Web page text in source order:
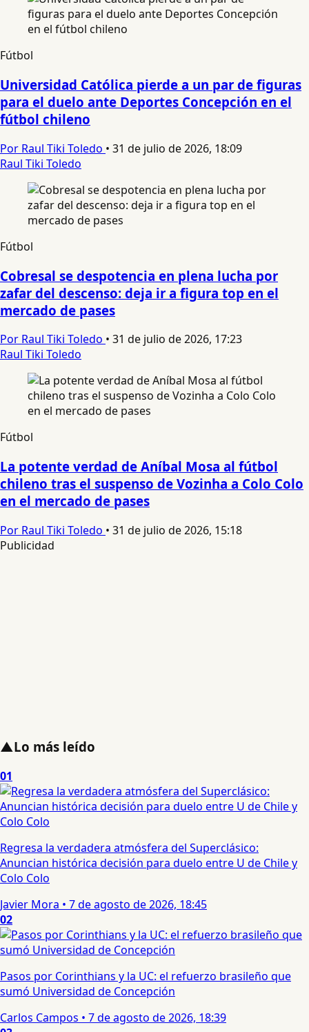
Fútbol
Universidad Católica pierde a un par de figuras
para el duelo ante Deportes Concepción en el
fútbol chileno
Por Raul Tiki Toledo • 31 de julio de 2026, 18:09
Raul Tiki Toledo
Fútbol
Cobresal se despotencia en plena lucha por
zafar del descenso: deja ir a figura top en el
mercado de pases
Por Raul Tiki Toledo • 31 de julio de 2026, 17:23
Raul Tiki Toledo
Fútbol
La potente verdad de Aníbal Mosa al fútbol
chileno tras el suspenso de Vozinha a Colo Colo
en el mercado de pases
Por Raul Tiki Toledo • 31 de julio de 2026, 15:18
Publicidad
▲Lo más leído
01
Regresa la verdadera atmósfera del Superclásico:
Anuncian histórica decisión para duelo entre U de Chile y
Colo Colo
Javier Mora • 7 de agosto de 2026, 18:45
02
Pasos por Corinthians y la UC: el refuerzo brasileño que
sumó Universidad de Concepción
Carlos Campos • 7 de agosto de 2026, 18:39